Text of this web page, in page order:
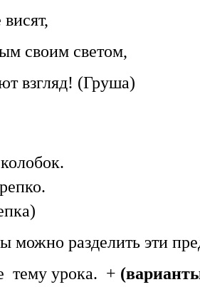
своим светом,
взгляд! (Груша)
можно разделить
тему урока. +